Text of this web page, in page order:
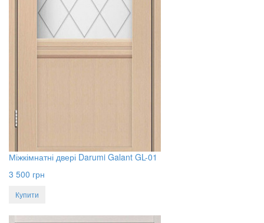
Міжкімнатні двері Darumi Galant GL-01
3 500 грн
Купити